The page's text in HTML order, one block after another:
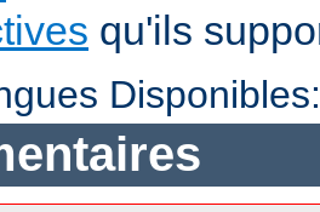
qu'ils